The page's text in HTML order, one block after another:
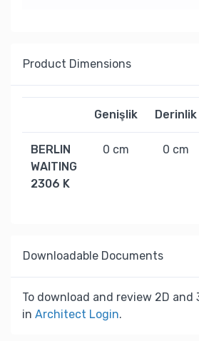
Product Dimensions
Genişlik Derinlik
BERLIN
WAITING
2306 K
0 cm 0 cm
Downloadable Documents
To download and review 2D and
in Architect Login.